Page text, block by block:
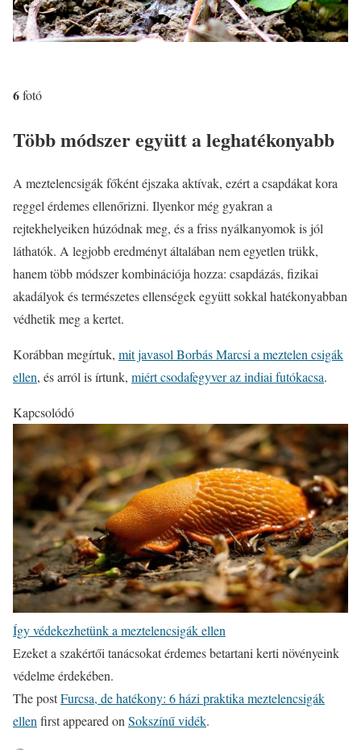
6fotó
Több módszer együtt a leghatékonyabb
A meztelencsigák főként éjszaka aktívak, ezért a csapdákat kora
reggel érdemes ellenőrizni. Ilyenkor még gyakran a
rejtekhelyeiken húzódnak meg, és a friss nyálkanyomok is jól
láthatók. A legjobb eredményt általában nem egyetlen trükk,
hanem több módszer kombinációja hozza: csapdázás, fizikai
akadályok és természetes ellenségek együtt sokkal hatékonyabban
védhetik meg a kertet.
Korábban megírtuk, mit javasol Borbás Marcsi a meztelen csigák
ellen, és arról is írtunk, miért csodafegyver az indiai futókacsa.
Kapcsolódó
Így védekezhetünk a meztelencsigák ellen
Ezeket a szakértői tanácsokat érdemes betartani kerti növényeink
védelme érdekében.
The postFurcsa, de hatékony: 6 házi praktika meztelencsigák
ellenfirst appeared onSokszínű vidék.